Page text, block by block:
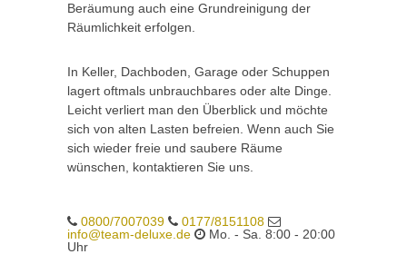
Beräumung auch eine Grundreinigung der
Räumlichkeit erfolgen.
In Keller, Dachboden, Garage oder Schuppen
lagert oftmals unbrauchbares oder alte Dinge.
Leicht verliert man den Überblick und möchte
sich von alten Lasten befreien. Wenn auch Sie
sich wieder freie und saubere Räume
wünschen, kontaktieren Sie uns.
0800/7007039
0177/8151108
info@team-deluxe.de
Mo. - Sa. 8:00 - 20:00
Uhr